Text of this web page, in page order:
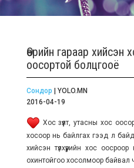
Өөрийн гараар хийсэн
оосортой болцгооё
Сондор | YOLO.MN
2016-04-19
Хос зүүлт, утасны хос
хосоор нь байлгах гээд л
хийсэн түлхүүрийн хос
охинтойгоо хосолмоор байвал